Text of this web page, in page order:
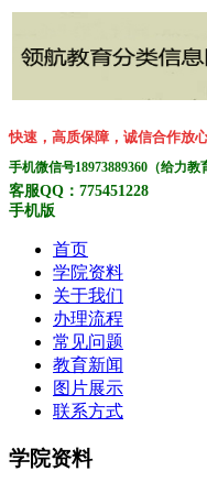
快速，高质保障，诚信合作放
手机微信号18973889360（给力教
客服QQ：775451228
手机版
首页
学院资料
关于我们
办理流程
常见问题
教育新闻
图片展示
联系方式
学院资料